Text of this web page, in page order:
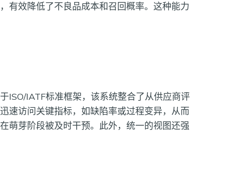
有效降低了不良品成本和召回概率。这种能力
ISO/IATF标准框架，该系统整合了从供应商评
速访问关键指标，如缺陷率或过程变异，从而
萌芽阶段被及时干预。此外，统一的视图还强